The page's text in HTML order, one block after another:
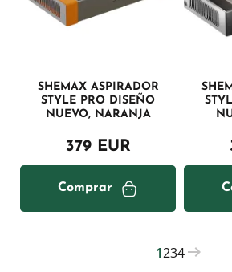
SHEMAX ASPIRADOR
STYLE PRO DISEÑO
NUEVO, NARANJA
379 EUR
Comprar
Current
1
Página
2
Página
3
Página
4